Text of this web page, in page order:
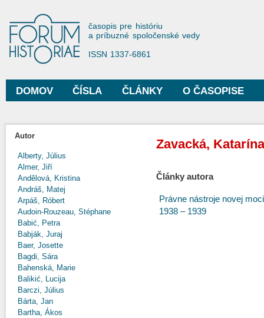
Forum Historiae
časopis pre históriu
a príbuzné spoločenské vedy
ISSN 1337-6861
Hlavné menu
DOMOV ČÍSLA ČLÁNKY O ČASOPISE
Autor
Alberty, Július
Almer, Jiří
Andělová, Kristina
Andráš, Matej
Arpáš, Róbert
Audoin-Rouzeau, Stéphane
Babić, Petra
Babják, Juraj
Baer, Josette
Bagdi, Sára
Bahenská, Marie
Balikić, Lucija
Barczi, Július
Bárta, Jan
Bartha, Ákos
Zavacká, Katarína
Články autora
Právne nástroje novej
1938 – 1939